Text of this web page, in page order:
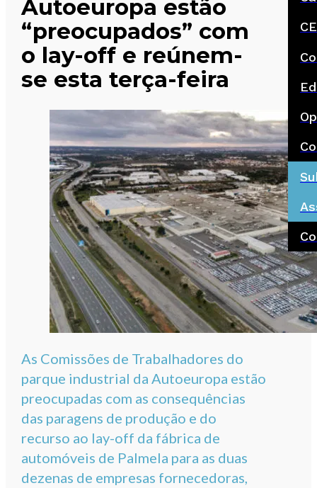
Autoeuropa estão
“preocupados” com
o lay-off e reúnem-
se esta terça-feira
As Comissões de Trabalhadores do
parque industrial da Autoeuropa estão
preocupadas com as consequências
das paragens de produção e do
recurso ao lay-off da fábrica de
automóveis de Palmela para as duas
dezenas de empresas fornecedoras,